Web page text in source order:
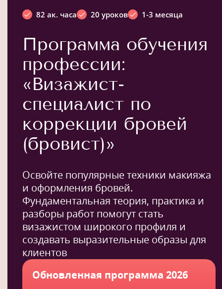
82 ак. часа 20 уроков 1-3 месяца
Программа обучения
профессии:
«Визажист-
специалист по
коррекции бровей
(бровист)»
Освойте популярные техники макияжа
и оформления бровей.
Фундаментальная теория, практика и
разборы работ помогут стать
визажистом широкого профиля и
создавать выразительные образы для
клиентов
Обновленная программа 2026